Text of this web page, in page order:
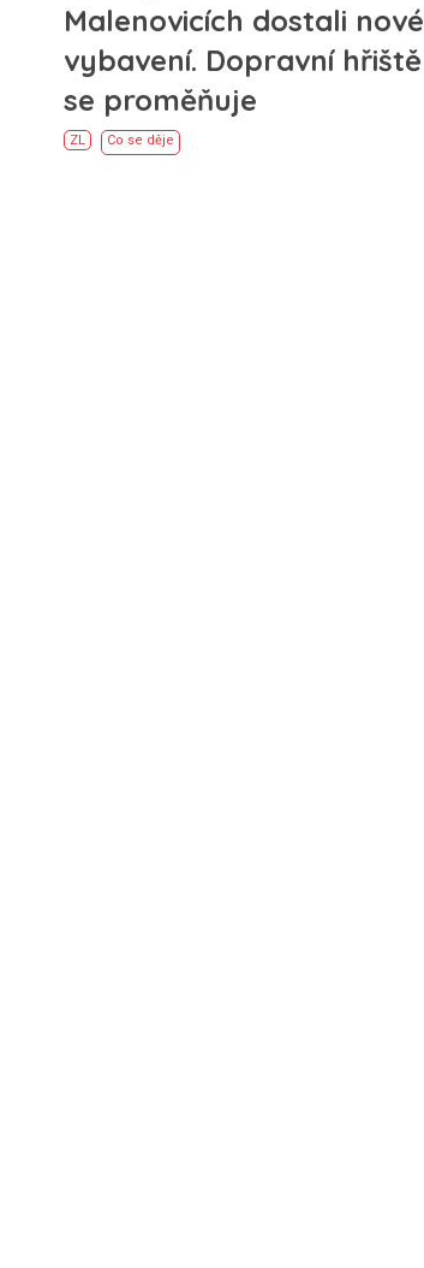
Malenovicích dostali nové
vybavení. Dopravní hřiště
se proměňuje
ZL Co se děje